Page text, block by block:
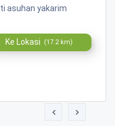
asuhan yakarim
Ke Lokasi (17.2 km)